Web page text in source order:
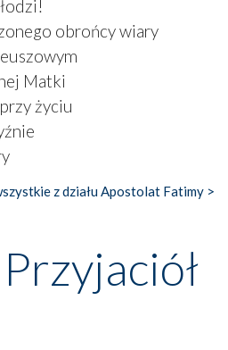
otoczeniu sanktuarium
że wewnątrz Kościoła toczy
katolicyzmu i o serca
zmaganie może prowadzić,
niewielkim mieście Obidos,
kościoła działa dzisiaj…
których celem były
na przykład – w podzięce za
w wygranej bitwie o
budziła potężna, a zarazem
monumentalnych dzieł,
ich twórców o detale,
obrońcy wiary
Matki
życiu
z działu Apostolat Fatimy >